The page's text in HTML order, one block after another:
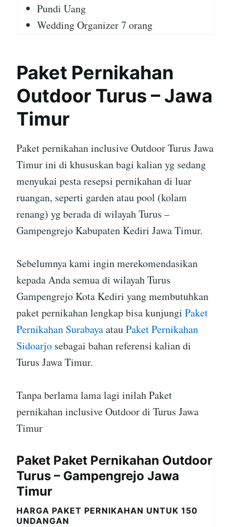
Pundi Uang
Wedding Organizer 7 orang
Paket Pernikahan
Outdoor Turus – Jawa
Timur
Paket pernikahan inclusive Outdoor Turus Jawa
Timur ini di khususkan bagi kalian yg sedang
menyukai pesta resepsi pernikahan di luar
ruangan, seperti garden atau pool (kolam
renang) yg berada di wilayah Turus –
Gampengrejo Kabupaten Kediri Jawa Timur.
Sebelumnya kami ingin merekomendasikan
kepada Anda semua di wilayah Turus
Gampengrejo Kota Kediri yang membutuhkan
paket pernikahan lengkap bisa kunjungi Paket
Pernikahan SurabayaatauPaket Pernikahan
Sidoarjo sebagai bahan referensi kalian di
Turus Jawa Timur.
Tanpa berlama lama lagi inilah Paket
pernikahan inclusive Outdoor di Turus Jawa
Timur
Paket Paket Pernikahan Outdoor
Turus – Gampengrejo Jawa
Timur
HARGA PAKET PERNIKAHAN UNTUK 150
UNDANGAN